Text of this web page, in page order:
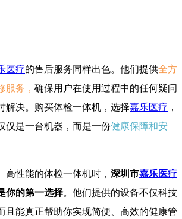
医疗的售后服务同样出色。他们提供全方
服务， 确保用户在使用过程中的任何疑问
解决。购买体检一体机，选择嘉乐医疗 ，
仅是一台机器，而是一份健康保障和安
高性能的体检一体机时， 深圳市嘉乐医疗
你的第一选择。他们提供的设备不仅科技
且能真正帮助你实现简便、高效的健康管